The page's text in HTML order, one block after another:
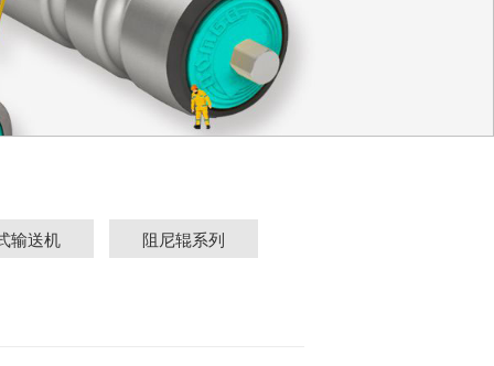
输送机 阻尼辊系列